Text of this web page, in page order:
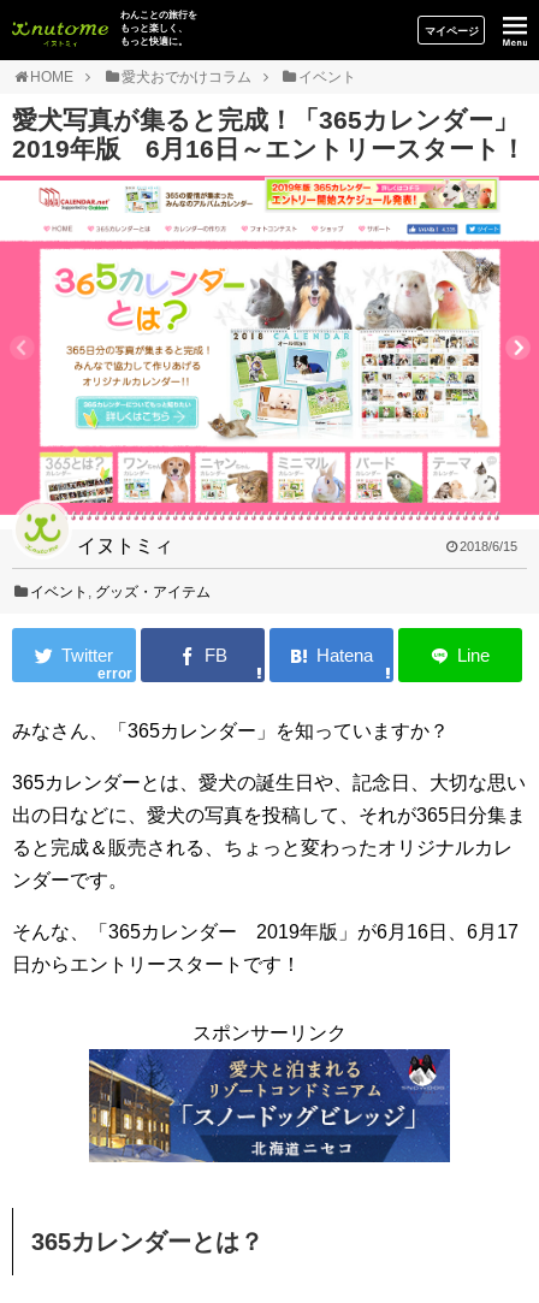
イヌトミィ
わんことの旅行を
もっと楽しく、
もっと快適に。
マイページ
HOME 愛犬おでかけコラム イベント
愛犬写真が集ると完成！「365カレンダー」
2019年版 6月16日～エントリースタート！
イヌトミィ 2018/6/15
イベント , グッズ・アイテム
error
みなさん、「365カレンダー」を知っていますか？
365カレンダーとは、愛犬の誕生日や、記念日、大切な思い
出の日などに、愛犬の写真を投稿して、それが365日分集ま
ると完成＆販売される、ちょっと変わったオリジナルカレ
ンダーです。
そんな、「365カレンダー 2019年版」が6月16日、6月17
日からエントリースタートです！
スポンサーリンク
365カレンダーとは？